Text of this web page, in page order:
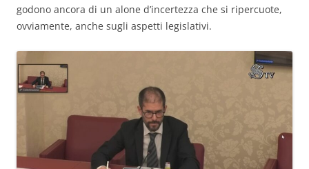
godono ancora di un alone d’incertezza che si ripercuote,
ovviamente, anche sugli aspetti legislativi.